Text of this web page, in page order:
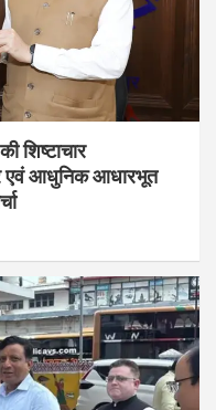
शिष्टाचार
एवं आधुनिक आधारभूत